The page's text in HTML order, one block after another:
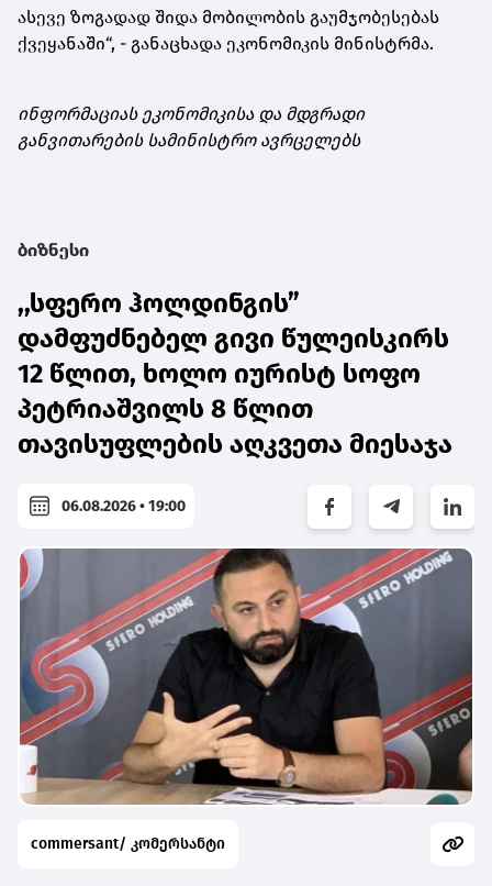
ასევე ზოგადად შიდა მობილობის გაუმჯობესებას
ქვეყანაში“, - განაცხადა ეკონომიკის მინისტრმა.
ინფორმაციას ეკონომიკისა და მდგრადი
განვითარების სამინისტრო ავრცელებს
ბიზნესი
,,სფერო ჰოლდინგის”
დამფუძნებელ გივი წულეისკირს
12 წლით, ხოლო იურისტ სოფო
პეტრიაშვილს 8 წლით
თავისუფლების აღკვეთა მიესაჯა
06.08.2026 • 19:00
commersant/ კომერსანტი